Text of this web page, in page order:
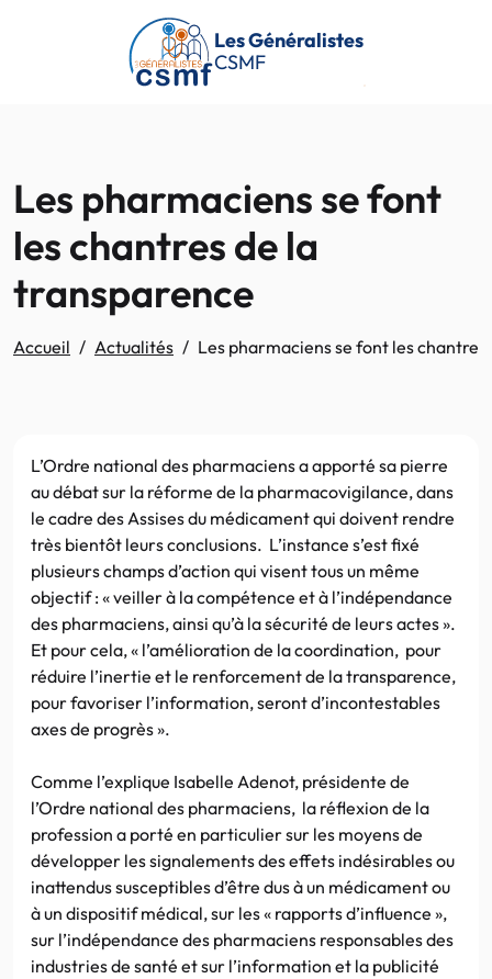
Passer au contenu principal
Les Généralistes
CSMF
Les pharmaciens se font
les chantres de la
transparence
Accueil Actualités Les pharmaciens se font les
L’Ordre national des pharmaciens a apporté sa pierre
au débat sur la réforme de la pharmacovigilance, dans
le cadre des Assises du médicament qui doivent rendre
très bientôt leurs conclusions. L’instance s’est fixé
plusieurs champs d’action qui visent tous un même
objectif : « veiller à la compétence et à l’indépendance
des pharmaciens, ainsi qu’à la sécurité de leurs actes ».
Et pour cela, « l’amélioration de la coordination, pour
réduire l’inertie et le renforcement de la transparence,
pour favoriser l’information, seront d’incontestables
axes de progrès ».
Comme l’explique Isabelle Adenot, présidente de
l’Ordre national des pharmaciens, la réflexion de la
profession a porté en particulier sur les moyens de
développer les signalements des effets indésirables ou
inattendus susceptibles d’être dus à un médicament ou
à un dispositif médical, sur les « rapports d’influence »,
sur l’indépendance des pharmaciens responsables des
industries de santé et sur l’information et la publicité